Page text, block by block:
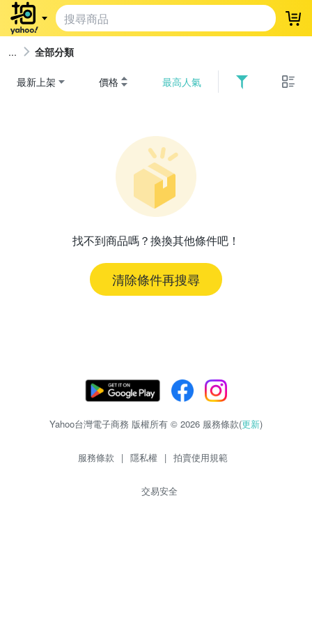
登
全部分類
最新上架 價格 最高人氣
找不到商品嗎？換換其他條件吧！
清除條件再搜尋
Yahoo台灣電子商務 版權所有 © 2026 服務條款(更新)
服務條款 | 隱私權 | 拍賣使用規範
交易安全